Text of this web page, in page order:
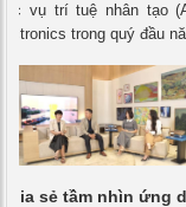
vụ trí tuệ nhân tạo
trong quý đầu
sẻ tầm nhìn ứng